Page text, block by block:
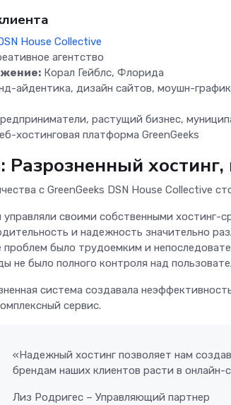
House Collective
агентство
Корал Гейблс, Флорида
айдентика, дизайн сайтов, моушн-
растущий бизнес,
хостинговая платформа GreenGeeks
Разрозненный
с GreenGeeks DSN House Collective
управляли своими собственными хостинг-
и надежность значительно
проблем было трудоемким и
не было полного контроля над
система создавала
сервис.
«Надежный хостинг позволяет нам
брендам наших клиентов расти в онлайн-
Лиз Родригес – Управляющий партнер